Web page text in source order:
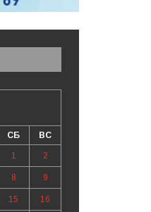
СБ ВС
1 2
8 9
15 16